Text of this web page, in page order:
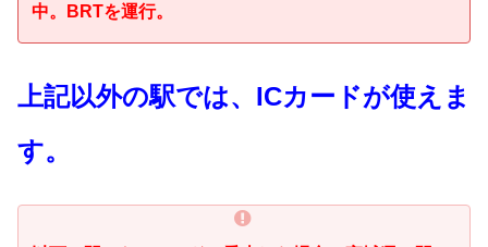
中。
BRTを運行。
上記以外の駅では、ICカードが使えま
す。